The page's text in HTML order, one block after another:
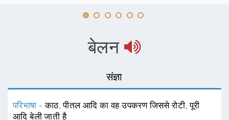
बेलन
संज्ञा
परिभाषा -काठ, पीतल आदि का वह उपकरण जिससे रोटी, पूरी
आदि बेली जाती है